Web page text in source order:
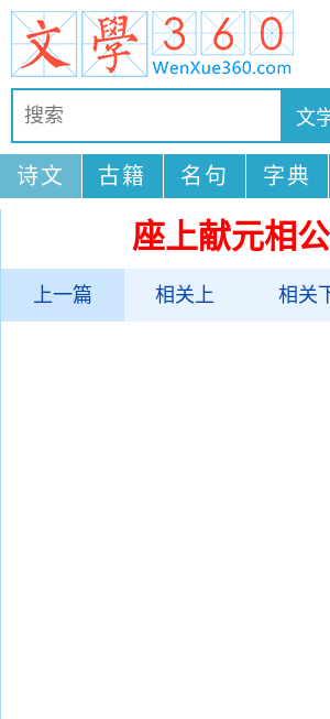
诗文 古籍 名句 字典
座上献元相公
上一篇 相关上 相关